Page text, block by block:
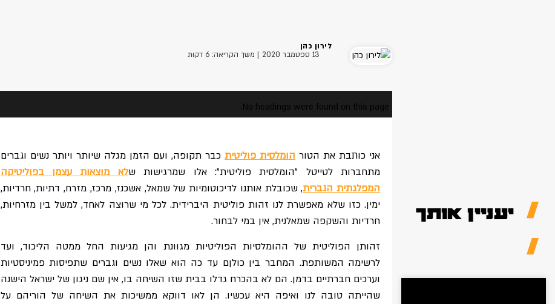
לירון כהן
13 ספטמבר 2020
| משך הקריאה: 6 דקות
יעניין אותך
No headings were found on this page.
אני כותבת את הטור הומלסית פוליטיתכבר תקופה, ועם הזמן מגלה שיותר ויותר נשים וגברים
מתחברות לטייטל "הומלסית פוליטית": אלו שמרגישות שלא מוצאות עצמן בפוליטיקה
המפלגתית הגברית, שכובלת אותנו לדיכוטומיות של שמאל, אשכנז, מרכז, מזרח, דתיות, חרדיות,
ימין. כזו שלא מאפשרת לנו זהות פוליטית היברידית. לכל מי שרוצה לאחד, למשל בין מזרחיות,
חרדיות והשקפה שמאלנית, אין במי לבחור.
זהותן הפוליטית של ההומלסיות הפוליטיות מגוונת והן מגיעות החל ממטה הליכוד, ועד
לרשימה המשותפת. המחבר בין כולןם עד כה הוא שאלו נשים וגברים שתפיסות פמיניסטיות
וערכים חברתיים בדמן. הם לא בהכרח גדלו בבית שזו השיחה בו, אין שם ניגון של ישראל הישנה
שהייתה טובה לנו ואיפה היא עכשיו. הן לאו דווקא ממשיכות את השיחה של הוריהם על